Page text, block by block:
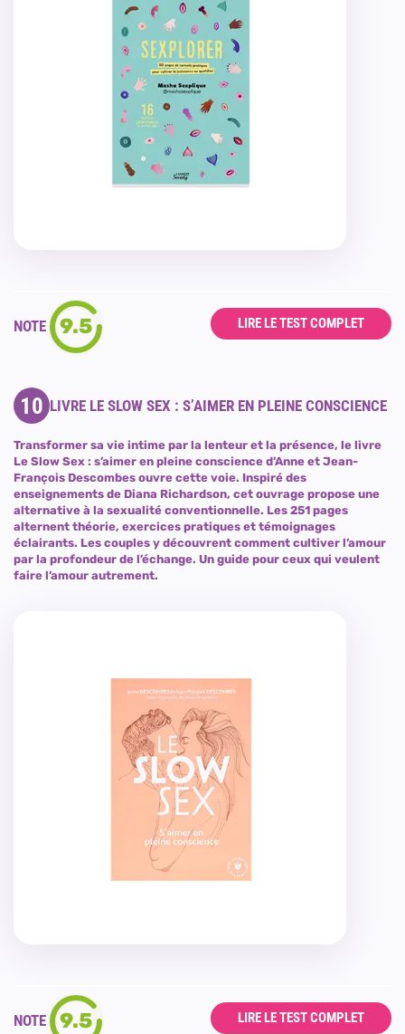
NOTE 9.5 LIRE LE TEST COMPLET
10 LIVRE LE SLOW SEX : S’AIMER EN PLEINE CONSCIENCE
Transformer sa vie intime par la lenteur et la présence, le livre
Le Slow Sex : s’aimer en pleine conscience d’Anne et Jean-
François Descombes ouvre cette voie. Inspiré des
enseignements de Diana Richardson, cet ouvrage propose une
alternative à la sexualité conventionnelle. Les 251 pages
alternent théorie, exercices pratiques et témoignages
éclairants. Les couples y découvrent comment cultiver l’amour
par la profondeur de l’échange. Un guide pour ceux qui veulent
faire l’amour autrement.
NOTE 9.5 LIRE LE TEST COMPLET